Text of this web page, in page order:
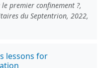
premier confinement ?,
du Septentrion, 2022,
lessons for